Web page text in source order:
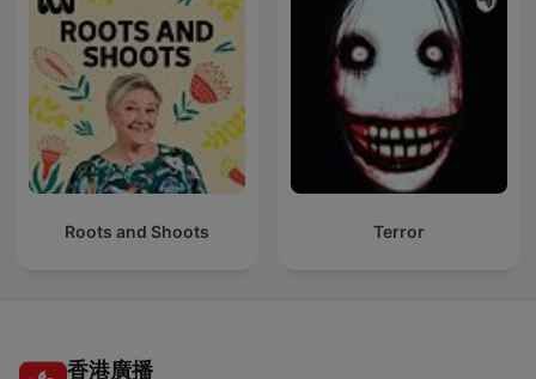
Roots and Shoots Terror
香港廣播